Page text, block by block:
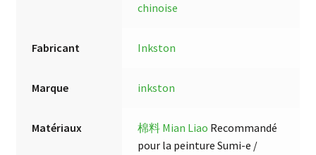
chinoise
Fabricant Inkston
Marque inkston
Matériaux 棉料 Mian Liao Recommandé
pour la peinture Sumi-e /